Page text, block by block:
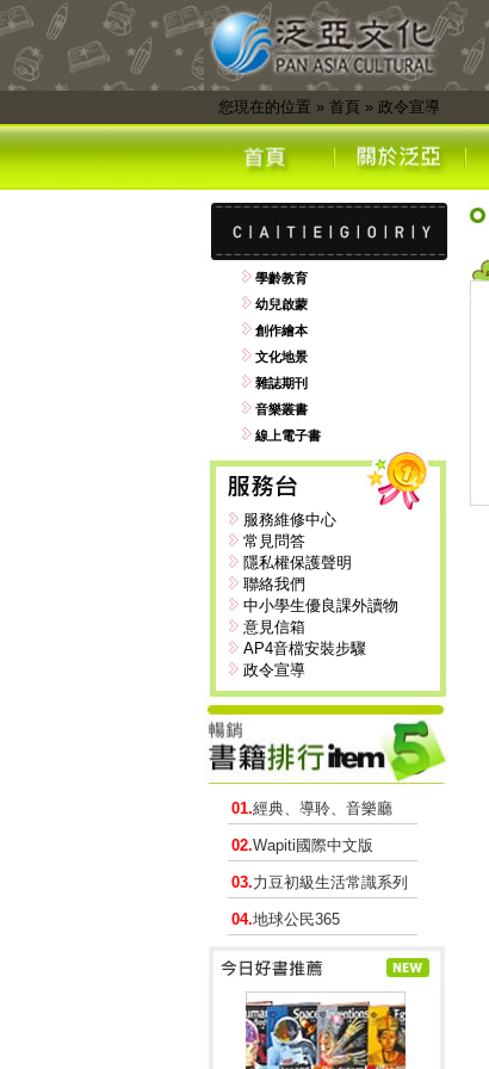
您現在的位置 » 首頁» 政令宣導
學齡教育
幼兒啟蒙
創作繪本
文化地景
雜誌期刊
音樂叢書
線上電子書
服務維修中心
常見問答
隱私權保護聲明
聯絡我們
中小學生優良課外讀物
意見信箱
AP4音檔安裝步驟
政令宣導
01.經典、導聆、音樂廳
02.Wapiti國際中文版
03.力豆初級生活常識系列
04.地球公民365